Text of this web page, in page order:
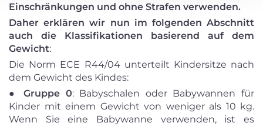
Einschränkungen und ohne Strafen verwenden.
Daher erklären wir nun im folgenden Abschnitt
auch die Klassifikationen basierend auf dem
Gewicht:
Die Norm ECE R44/04 unterteilt Kindersitze nach
dem Gewicht des Kindes:
●Gruppe 0: Babyschalen oder Babywannen für
Kinder mit einem Gewicht von weniger als 10 kg.
Wenn Sie eine Babywanne verwenden, ist es